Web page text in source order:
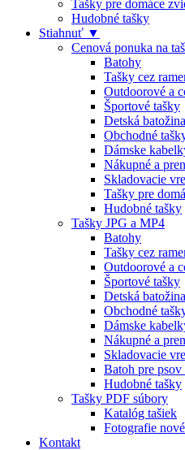
Tašky pre domáce
Hudobné tašky
Stiahnuť ▼
Cenová ponuka na
Batohy
Tašky cez
Outdoorové a
Športové tašky
Detská
Obchodné
Dámske
Nákupné a
Skladovacie
Tašky pre
Hudobné tašky
Tašky JPG a MP4
Batohy
Tašky cez
Outdoorové a
Športové tašky
Detská
Obchodné
Dámske
Nákupné a
Skladovacie
Batoh pre psov
Hudobné tašky
Tašky PDF súbory
Katalóg tašiek
Fotografie
Kontakt